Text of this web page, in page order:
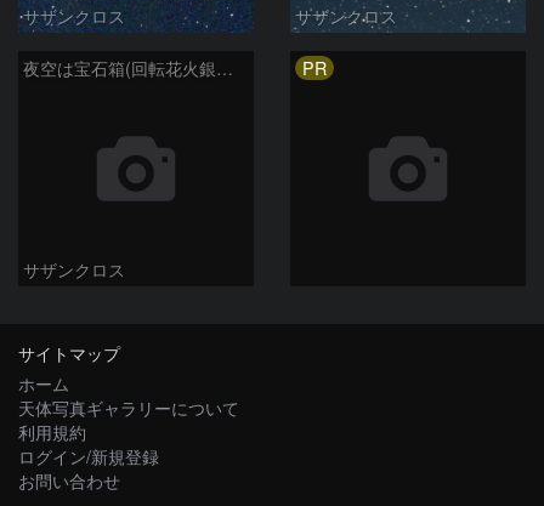
サザンクロス サザンクロス
夜空は宝石箱(回転花火銀河 M101) Seestar50
サザンクロス
PR
サイトマップ
ホーム
天体写真ギャラリーについて
利用規約
ログイン/新規登録
お問い合わせ